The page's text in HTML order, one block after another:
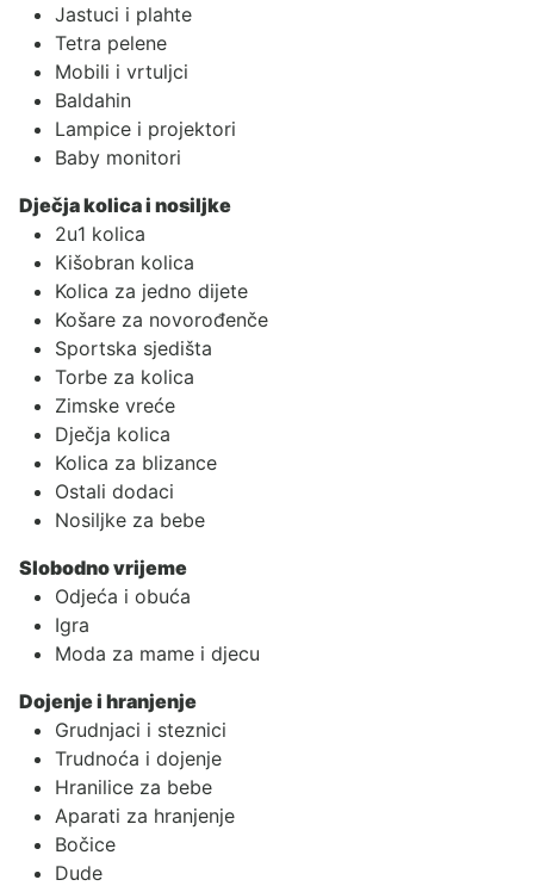
Jastuci i plahte
Tetra pelene
Mobili i vrtuljci
Baldahin
Lampice i projektori
Baby monitori
Dječja kolica i nosiljke
2u1 kolica
Kišobran kolica
Kolica za jedno dijete
Košare za novorođenče
Sportska sjedišta
Torbe za kolica
Zimske vreće
Dječja kolica
Kolica za blizance
Ostali dodaci
Nosiljke za bebe
Slobodno vrijeme
Odjeća i obuća
Igra
Moda za mame i djecu
Dojenje i hranjenje
Grudnjaci i steznici
Trudnoća i dojenje
Hranilice za bebe
Aparati za hranjenje
Bočice
Dude